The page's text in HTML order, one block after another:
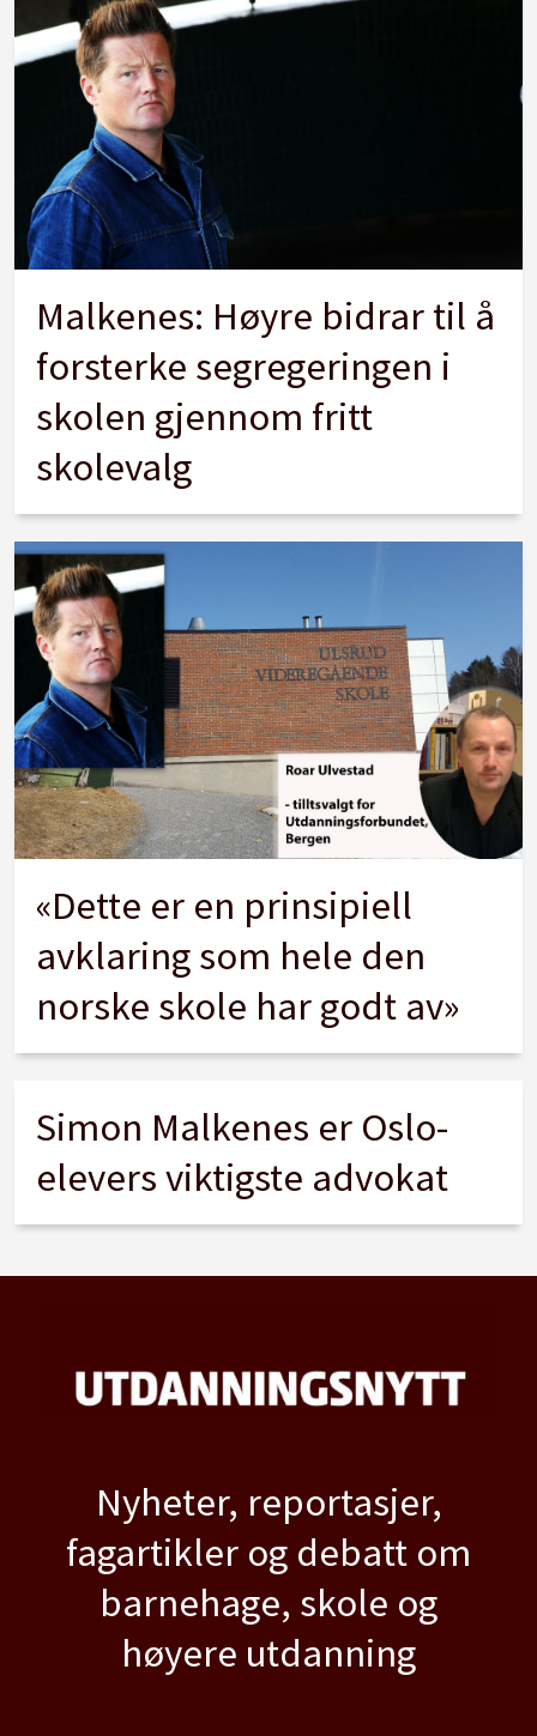
Malkenes: Høyre bidrar til å
forsterke segregeringen i
skolen gjennom fritt
skolevalg
«Dette er en prinsipiell
avklaring som hele den
norske skole har godt av»
Simon Malkenes er Oslo-
elevers viktigste advokat
Nyheter, reportasjer,
fagartikler og debatt om
barnehage, skole og
høyere utdanning